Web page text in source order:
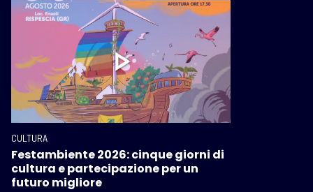
CULTURA
Festambiente 2026: cinque giorni di
cultura e partecipazione per un
futuro migliore